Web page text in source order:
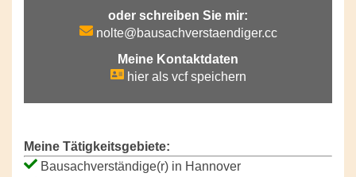
oder schreiben Sie mir:
nolte@bausachverstaendiger.cc
Meine Kontaktdaten
hier als vcf speichern
Meine Tätigkeitsgebiete:
Bausachverständige(r) in Hannover